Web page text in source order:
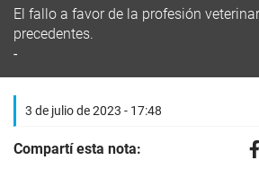
El fallo a favor de la profesión
precedentes.
3 de julio de 2023 - 17:48
Compartí esta nota: